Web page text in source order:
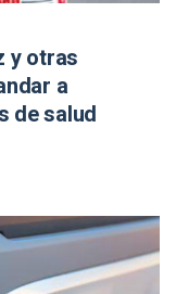
y otras
a
de salud